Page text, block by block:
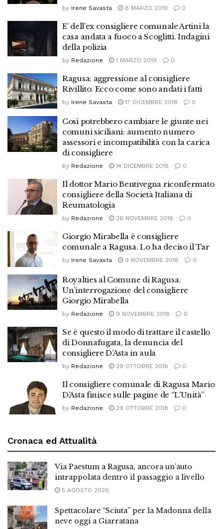
by Irene Savasta 8 MARZO 2019 0
E’ dell’ex consigliere comunale Artini la
casa andata a fuoco a Scoglitti. Indagini
della polizia
by Redazione 1 MARZO 2019 0
Ragusa: aggressione al consigliere
Rivillito. Ecco come sono andati i fatti
by Irene Savasta 17 DICEMBRE 2018 0
Così potrebbero cambiare le giunte nei
comuni siciliani: aumento numero
assessori e incompatibilità con la carica
di consigliere
by Redazione 14 DICEMBRE 2018 0
Il dottor Mario Bentivegna riconfermato
consigliere della Società Italiana di
Reumatologia
by Redazione 26 NOVEMBRE 2018 0
Giorgio Mirabella è consigliere
comunale a Ragusa. Lo ha deciso il Tar
by Irene Savasta 9 NOVEMBRE 2018 0
Royalties al Comune di Ragusa.
Un’interrogazione del consigliere
Giorgio Mirabella
by Redazione 9 NOVEMBRE 2018 0
Se è questo il modo di trattare il castello
di Donnafugata, la denuncia del
consigliere D’Asta in aula
by Redazione 29 OTTOBRE 2018 0
Il consigliere comunale di Ragusa Mario
D’Asta finisce sulle pagine de “L’Unità”
by Redazione 29 OTTOBRE 2018 0
Cronaca ed Attualità
Via Paestum a Ragusa, ancora un’auto
intrappolata dentro il passaggio a livello
5 AGOSTO 2026
Spettacolare “Sciuta” per la Madonna della
neve oggi a Giarratana